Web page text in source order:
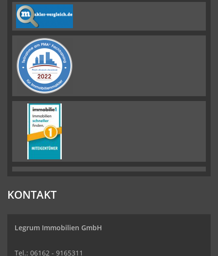
KONTAKT
Legrum Immobilien GmbH
Tel.: 06162 - 9165311